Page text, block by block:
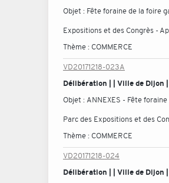
Objet : Fête foraine de la foire
Expositions et des Congrès -
Thème : COMMERCE
VD20171218-023A
Délibération | | Ville de Dijon
Objet : ANNEXES - Fête
Parc des Expositions et des
Thème : COMMERCE
VD20171218-024
Délibération | | Ville de Dijon